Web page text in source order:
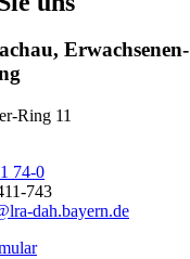
Ring 11
74-0
743
dah.bayern.de